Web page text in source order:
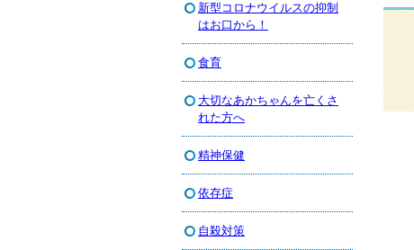
新型コロナウイルスの抑制
はお口から！
食育
大切なあかちゃんを亡くさ
れた方へ
精神保健
依存症
自殺対策